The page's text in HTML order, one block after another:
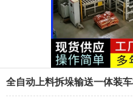
全自动上料拆垛输送一体装